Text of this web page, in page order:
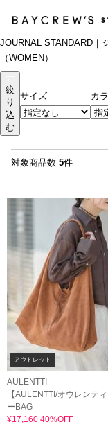
JOURNAL STANDARD｜
（WOMEN）
絞
り
込
む
サイズ カ
対象商品数 5件
アウトレット
AULENTTI
【AULENTTI/オウレンテ
ーBAG
¥17,160 40%OFF